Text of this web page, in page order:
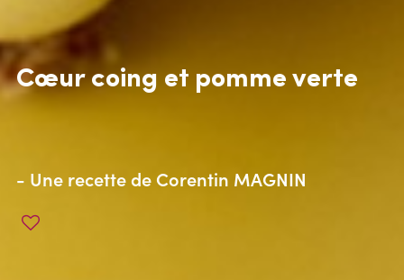
Cœur coing et pomme verte
- Une recette de Corentin MAGNIN